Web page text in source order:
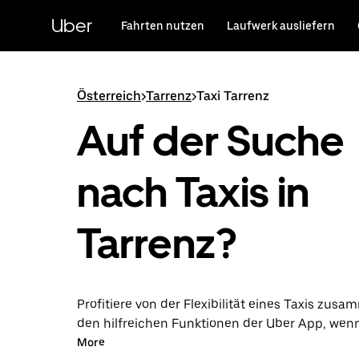
HauptinhaltUber Fahrten nutzen Laufwerk ausliefern
Österreich>Tarrenz>Taxi Tarrenz
Auf der Suche
nach Taxis in
Tarrenz?
Profitiere von der Flexibilität eines Taxis
den hilfreichen Funktionen der Uber App,
über die Uber App in Tarrenz unternimmst. Du
More